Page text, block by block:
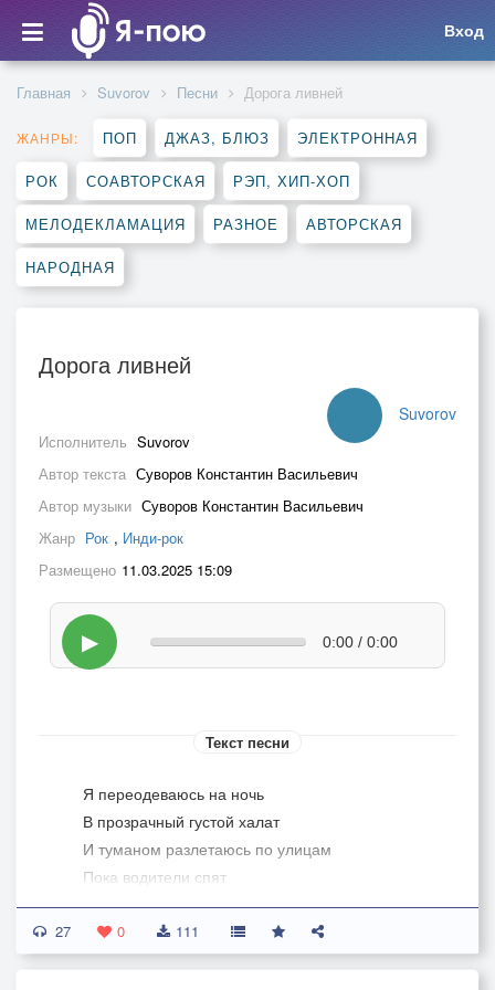
Вход
Главная Suvorov Песни Дорога ливней
ЖАНРЫ: ПОП ДЖАЗ, БЛЮЗ ЭЛЕКТРОННАЯ
РОК СОАВТОРСКАЯ РЭП, ХИП-ХОП
МЕЛОДЕКЛАМАЦИЯ РАЗНОЕ АВТОРСКАЯ
НАРОДНАЯ
Дорога ливней
Suvorov
Исполнитель Suvorov
Автор текста Суворов Константин Васильевич
Автор музыки Суворов Константин Васильевич
Жанр Рок , Инди-рок
Размещено 11.03.2025 15:09
▶ 0:00 / 0:00
Текст песни
Я переодеваюсь на ночь
В прозрачный густой халат
И туманом разлетаюсь по улицам
Пока водители спят
За рулем их автомобилей
Что держат путь вдаль за горизонт
27 0 111